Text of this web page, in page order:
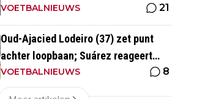
contract bij nieuwe club'
VOETBALNIEUWS 21
Oud-Ajacied Lodeiro (37) zet punt
achter loopbaan; Suárez reageert
emotioneel
VOETBALNIEUWS 8